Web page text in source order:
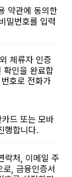
약관에 동의한
밀번호를 입력
체류자 인증
확인을 완료합
호로 전화가
드 또는 모바
행합니다.
락처, 이메일 주
, 금융인증서